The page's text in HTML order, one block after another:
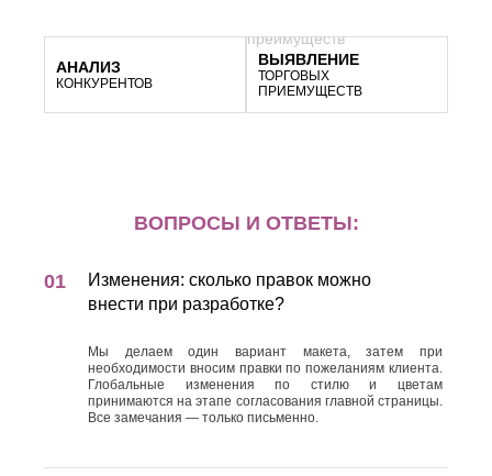
АНАЛИЗ
КОНКУРЕНТОВ
ВЫЯВЛЕНИЕ
ТОРГОВЫХ
ПРИЕМУЩЕСТВ
ВОПРОСЫ И ОТВЕТЫ:
Изменения: сколько правок можно
внести при разработке?
Мы делаем один вариант макета, затем при
необходимости вносим правки по пожеланиям клиента.
Глобальные изменения по стилю и цветам
принимаются на этапе согласования главной страницы.
Все замечания — только письменно.